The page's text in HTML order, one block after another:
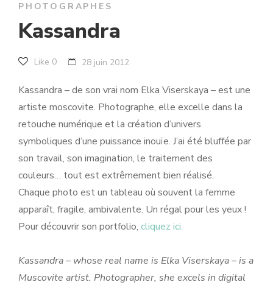
PHOTOGRAPHES
Kassandra
Like 0 28 juin 2012
Kassandra – de son vrai nom Elka Viserskaya – est une
artiste moscovite. Photographe, elle excelle dans la
retouche numérique et la création d’univers
symboliques d’une puissance inouïe. J’ai été bluffée par
son travail, son imagination, le traitement des
couleurs… tout est extrêmement bien réalisé.
Chaque photo est un tableau où souvent la femme
apparaît, fragile, ambivalente. Un régal pour les yeux !
Pour découvrir son portfolio, cliquez ici.
Kassandra – whose real name is Elka Viserskaya – is a
Muscovite artist. Photographer, she excels in digital